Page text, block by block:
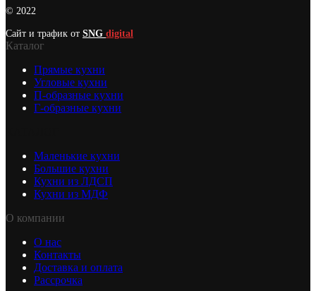
© 2022
Сайт и трафик от SNG digital
Каталог
Прямые кухни
Угловые кухни
П-образные кухни
Г-образные кухни
Маленькие кухни
Большие кухни
Кухни из ЛДСП
Кухни из МДФ
О компании
О нас
Контакты
Доставка и оплата
Рассрочка